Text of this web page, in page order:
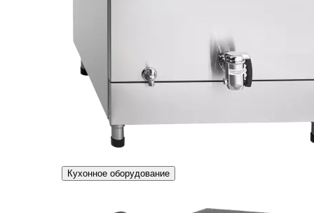
Кухонное оборудование